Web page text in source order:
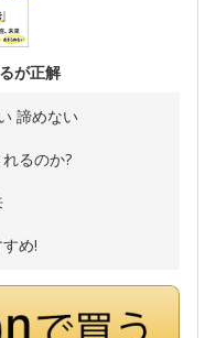
が正解
諦めない
るのか?
め!